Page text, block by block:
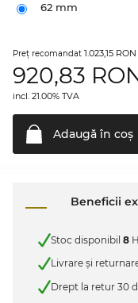
62 mm
Preţ recomandat 1.023,15 RON
920,83
incl. 21.00% TVA
Adaugă în coş
Beneficii
Stoc disponibil 8
Livrare şi
Drept la retur 30